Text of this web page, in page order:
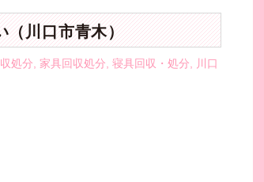
（川口市青木）
処分 家具回収処分 寝具回収・処分
川口